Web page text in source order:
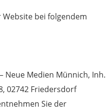
bei folgendem
Neue Medien Münnich, Inh.
02742 Friedersdorf
Sie der